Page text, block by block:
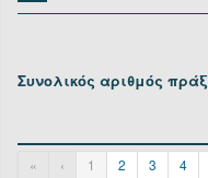
Υπηρεσίες
Συνολικός αριθμός
« ‹ 1 2 3 4